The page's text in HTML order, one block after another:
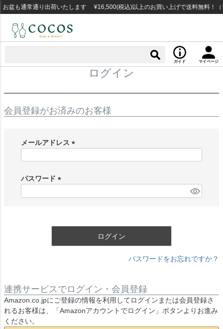
盆も通常通り出荷いたします ¥16,500(税込)以上のお買い上げで送料無料！（
ガイド マイページ
ログイン
会員登録がお済みのお客様
メールアドレス
)
パスワード
ログイン
パスワードをお忘れですか？
連携サービスでログイン・会員登録
Amazon.co.jpにご登録の情報を利用してログインまたは会員登録さ
れるお客様は、「Amazonアカウントでログイン」ボタンよりお進み
ください。